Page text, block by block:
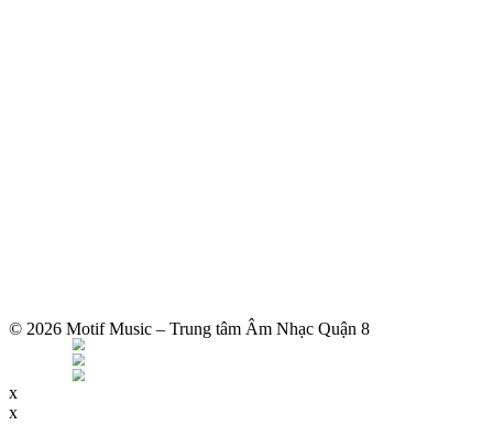
© 2026 Motif Music – Trung tâm Âm Nhạc Quận 8
x
x